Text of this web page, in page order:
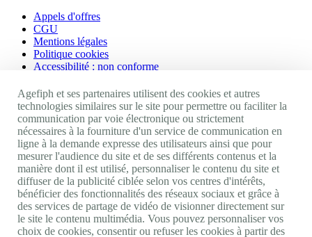
Appels d'offres
CGU
Mentions légales
Politique cookies
Accessibilité : non conforme
Nos autres sites
Site portail Agefiph
Activateur de progrès
Handinnov
Innovation et recherche
Université du RRH
Service AppuiPro
Nous suivre
Agefiph et ses partenaires utilisent des cookies et autres
technologies similaires sur le site pour permettre ou faciliter la
communication par voie électronique ou strictement
nécessaires à la fourniture d'un service de communication en
ligne à la demande expresse des utilisateurs ainsi que pour
mesurer l'audience du site et de ses différents contenus et la
manière dont il est utilisé, personnaliser le contenu du site et
diffuser de la publicité ciblée selon vos centres d'intérêts,
bénéficier des fonctionnalités des réseaux sociaux et grâce à
des services de partage de vidéo de visionner directement sur
le site le contenu multimédia. Vous pouvez personnaliser vos
choix de cookies, consentir ou refuser les cookies à partir des